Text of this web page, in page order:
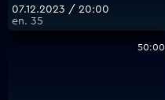
07.12.2023 / 20:00
еп. 35
50:00